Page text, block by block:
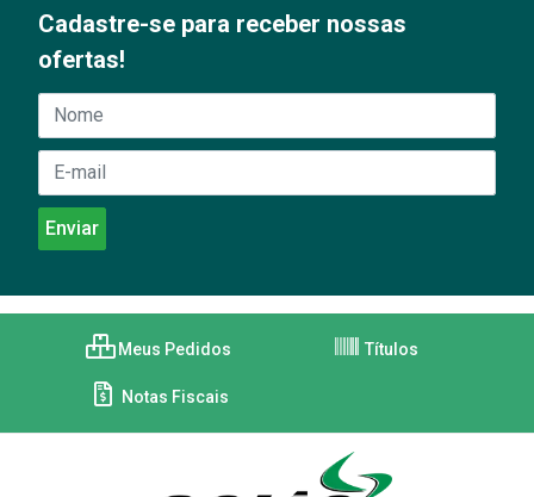
Cadastre-se para receber nossas
ofertas!
Meus Pedidos Títulos
Notas Fiscais